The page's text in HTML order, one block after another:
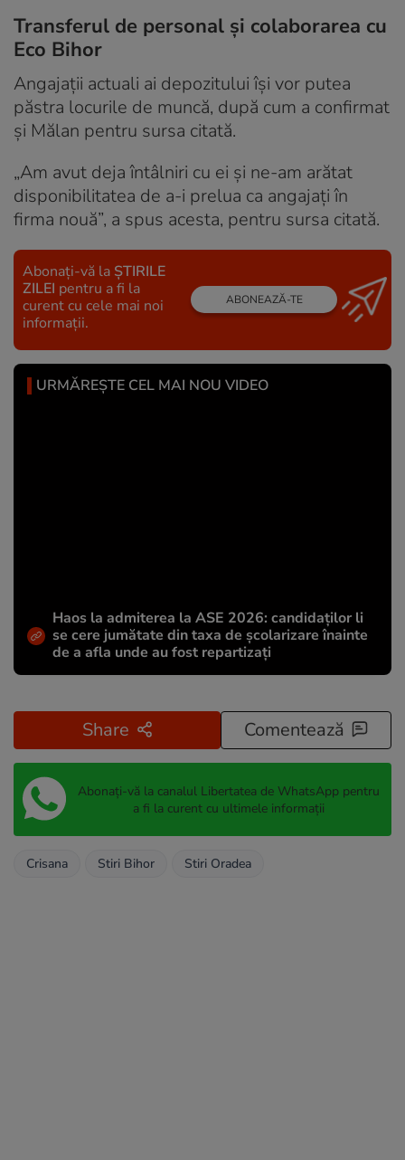
Transferul de personal și colaborarea cu
Eco Bihor
Angajații actuali ai depozitului își vor putea
păstra locurile de muncă, după cum a confirmat
și Mălan pentru sursa citată.
„Am avut deja întâlniri cu ei și ne-am arătat
disponibilitatea de a-i prelua ca angajați în
firma nouă”, a spus acesta, pentru sursa citată.
Abonați-vă la ȘTIRILE
ZILEI pentru a fi la
curent cu cele mai noi
informații.
ABONEAZĂ-TE
URMĂREȘTE CEL MAI NOU VIDEO
Haos la admiterea la ASE 2026: candidaților li
se cere jumătate din taxa de școlarizare înainte
de a afla unde au fost repartizați
Share Comentează
Abonați-vă la canalul Libertatea de WhatsApp pentru
a fi la curent cu ultimele informații
Crisana Stiri Bihor Stiri Oradea